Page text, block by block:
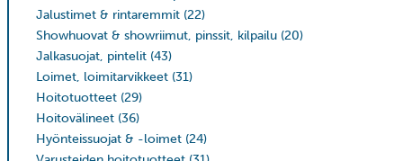
Jalustimet & rintaremmit (22)
Showhuovat & showriimut, pinssit, kilpailu (20)
Jalkasuojat, pintelit (43)
Loimet, loimitarvikkeet (31)
Hoitotuotteet (29)
Hoitovälineet (36)
Hyönteissuojat & -loimet (24)